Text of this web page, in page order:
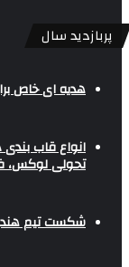
پربازدید سال
هدیه ای خاص
انواع قاب
تحولی لوکس،
شکست تیم